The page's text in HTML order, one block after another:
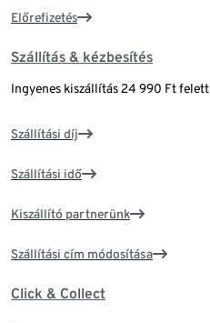
Előrefizetés
Szállítás & kézbesítés
Ingyenes kiszállítás 24 990 Ft felett
Szállítási díj
Szállítási idő
Kiszállító partnerünk
Szállítási cím módosítása
Click & Collect